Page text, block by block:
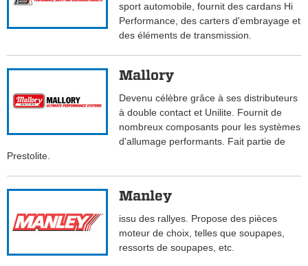
sport automobile, fournit des cardans Hi
Performance, des carters d'embrayage et
des éléments de transmission.
Mallory
Devenu célèbre grâce à ses distributeurs
à double contact et Unilite. Fournit de
nombreux composants pour les systèmes
d'allumage performants. Fait partie de
Prestolite.
Manley
issu des rallyes. Propose des pièces
moteur de choix, telles que soupapes,
ressorts de soupapes, etc.